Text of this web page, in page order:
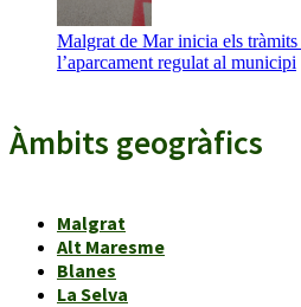
Malgrat de Mar inicia els
l’aparcament regulat al municipi
Àmbits geogràfics
Malgrat
Alt Maresme
Blanes
La Selva